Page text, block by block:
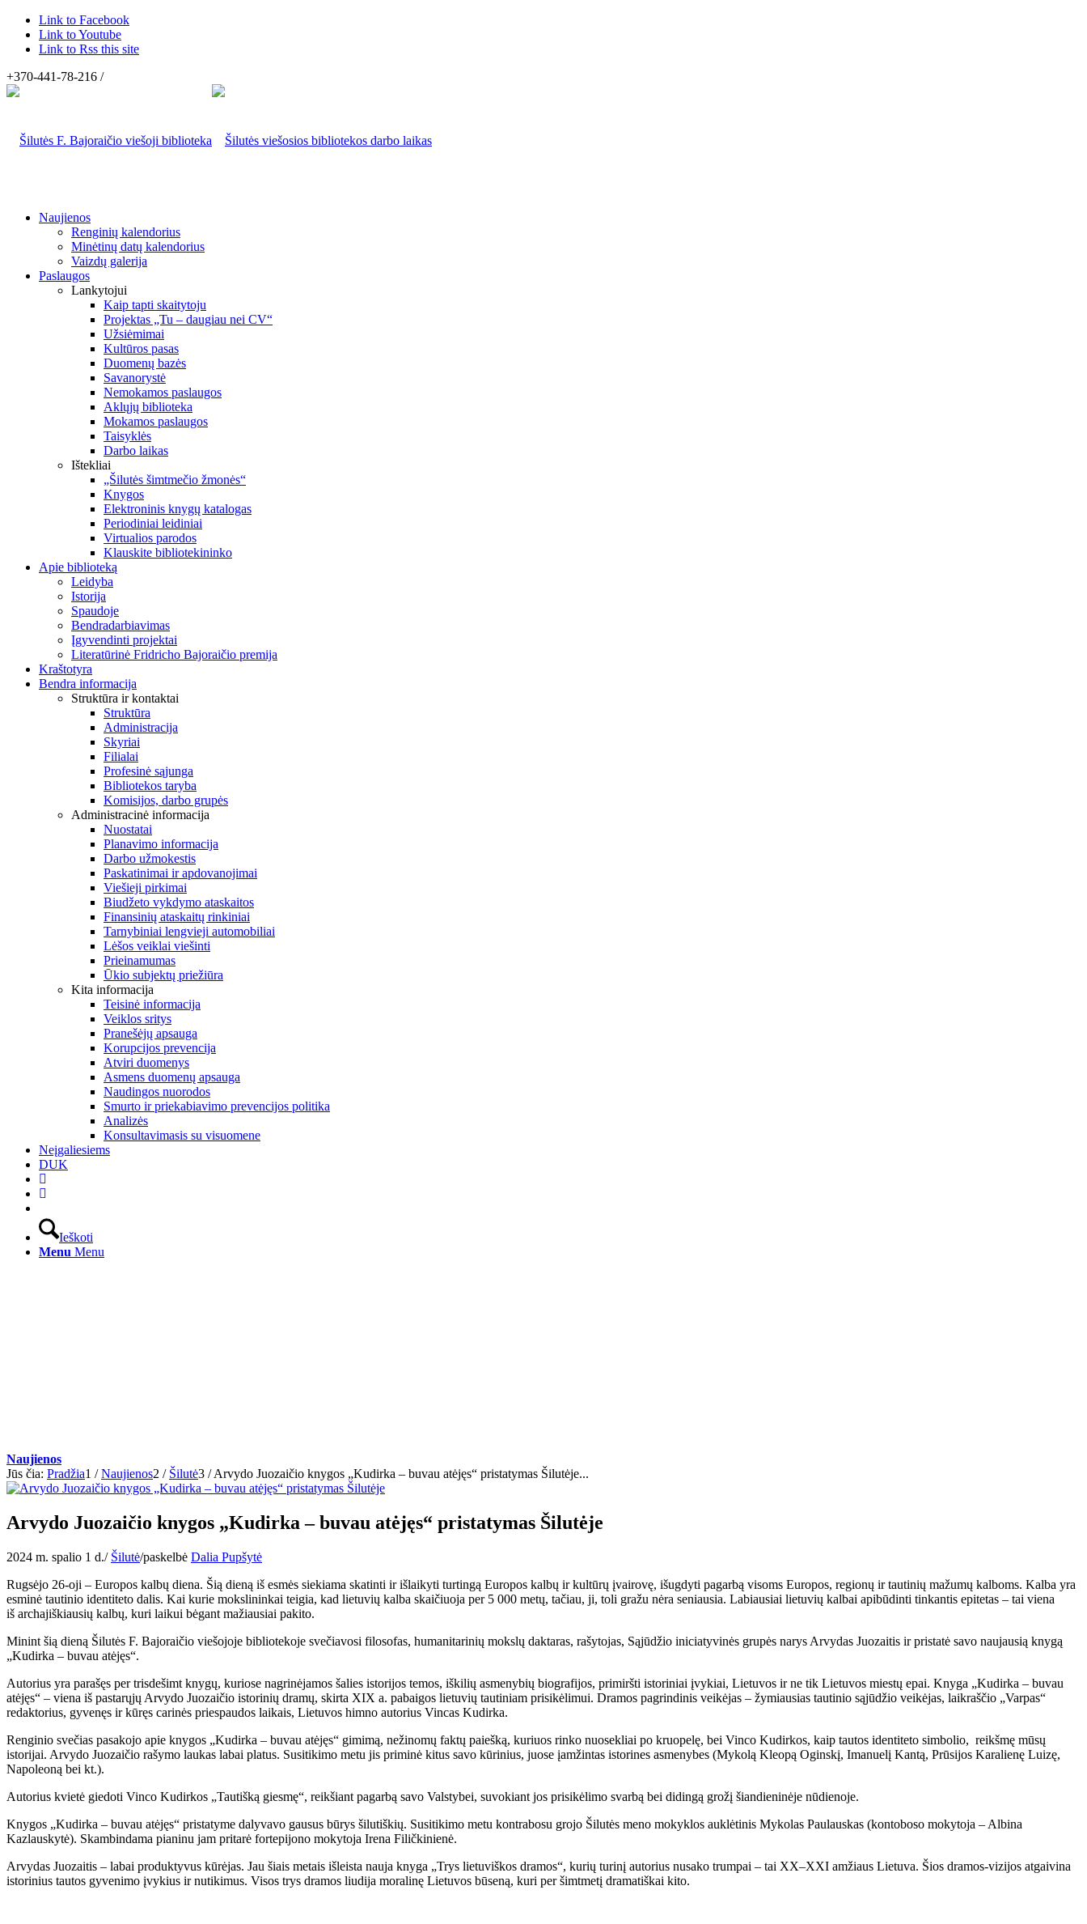
Link to Facebook
Link to Youtube
Link to Rss this site
+370-441-78-216 /
Naujienos
Renginių kalendorius
Minėtinų datų kalendorius
Vaizdų galerija
Paslaugos
Lankytojui
Kaip tapti skaitytoju
Projektas „Tu – daugiau nei CV“
Užsiėmimai
Kultūros pasas
Duomenų bazės
Savanorystė
Nemokamos paslaugos
Aklųjų biblioteka
Mokamos paslaugos
Taisyklės
Darbo laikas
Ištekliai
„Šilutės šimtmečio žmonės“
Knygos
Elektroninis knygų katalogas
Periodiniai leidiniai
Virtualios parodos
Klauskite bibliotekininko
Apie biblioteką
Leidyba
Istorija
Spaudoje
Bendradarbiavimas
Įgyvendinti projektai
Literatūrinė Fridricho Bajoraičio premija
Kraštotyra
Bendra informacija
Struktūra ir kontaktai
Struktūra
Administracija
Skyriai
Filialai
Profesinė sąjunga
Bibliotekos taryba
Komisijos, darbo grupės
Administracinė informacija
Nuostatai
Planavimo informacija
Darbo užmokestis
Paskatinimai ir apdovanojimai
Viešieji pirkimai
Biudžeto vykdymo ataskaitos
Finansinių ataskaitų rinkiniai
Tarnybiniai lengvieji automobiliai
Lėšos veiklai viešinti
Prieinamumas
Ūkio subjektų priežiūra
Kita informacija
Teisinė informacija
Veiklos sritys
Pranešėjų apsauga
Korupcijos prevencija
Atviri duomenys
Asmens duomenų apsauga
Naudingos nuorodos
Smurto ir priekabiavimo prevencijos politika
Analizės
Konsultavimasis su visuomene
Neįgaliesiems
DUK
Ieškoti
Menu Menu
Naujienos
Jūs čia: Pradžia1 / Naujienos2 / Šilutė3 / Arvydo Juozaičio knygos „Kudirka – buvau atėjęs“ pristatymas Šilutėje...
Arvydo Juozaičio knygos „Kudirka – buvau atėjęs“ pristatymas Šilutėje
2024 m. spalio 1 d./ Šilutė/paskelbė Dalia Pupšytė
Rugsėjo 26-oji – Europos kalbų diena. Šią dieną iš esmės siekiama skatinti ir išlaikyti turtingą Europos kalbų ir kultūrų įvairovę, išugdyti pagarbą visoms Europos, regionų ir tautinių mažumų kalboms. Kalba yra
esminė tautinio identiteto dalis. Kai kurie mokslininkai teigia, kad lietuvių kalba skaičiuoja per 5 000 metų, tačiau, ji, toli gražu nėra seniausia. Labiausiai lietuvių kalbai apibūdinti tinkantis epitetas – tai viena
iš archajiškiausių kalbų, kuri laikui bėgant mažiausiai pakito.
Minint šią dieną Šilutės F. Bajoraičio viešojoje bibliotekoje svečiavosi filosofas, humanitarinių mokslų daktaras, rašytojas, Sąjūdžio iniciatyvinės grupės narys Arvydas Juozaitis ir pristatė savo naujausią knygą
„Kudirka – buvau atėjęs“.
Autorius yra parašęs per trisdešimt knygų, kuriose nagrinėjamos šalies istorijos temos, iškilių asmenybių biografijos, primiršti istoriniai įvykiai, Lietuvos ir ne tik Lietuvos miestų epai. Knyga „Kudirka – buvau
atėjęs“ – viena iš pastarųjų Arvydo Juozaičio istorinių dramų, skirta XIX a. pabaigos lietuvių tautiniam prisikėlimui. Dramos pagrindinis veikėjas – žymiausias tautinio sąjūdžio veikėjas, laikraščio „Varpas“
redaktorius, gyvenęs ir kūręs carinės priespaudos laikais, Lietuvos himno autorius Vincas Kudirka.
Renginio svečias pasakojo apie knygos „Kudirka – buvau atėjęs“ gimimą, nežinomų faktų paiešką, kuriuos rinko nuosekliai po kruopelę, bei Vinco Kudirkos, kaip tautos identiteto simbolio, reikšmę mūsų
istorijai. Arvydo Juozaičio rašymo laukas labai platus. Susitikimo metu jis priminė kitus savo kūrinius, juose įamžintas istorines asmenybes (Mykolą Kleopą Oginskį, Imanuelį Kantą, Prūsijos Karalienę Luizę,
Napoleoną bei kt.).
Autorius kvietė giedoti Vinco Kudirkos „Tautišką giesmę“, reikšiant pagarbą savo Valstybei, suvokiant jos prisikėlimo svarbą bei didingą grožį šiandieninėje nūdienoje.
Knygos „Kudirka – buvau atėjęs“ pristatyme dalyvavo gausus būrys šilutiškių. Susitikimo metu kontrabosu grojo Šilutės meno mokyklos auklėtinis Mykolas Paulauskas (kontoboso mokytoja – Albina
Kazlauskytė). Skambindama pianinu jam pritarė fortepijono mokytoja Irena Filičkinienė.
Arvydas Juozaitis – labai produktyvus kūrėjas. Jau šiais metais išleista nauja knyga „Trys lietuviškos dramos“, kurių turinį autorius nusako trumpai – tai XX–XXI amžiaus Lietuva. Šios dramos-vizijos atgaivina
istorinius tautos gyvenimo įvykius ir nutikimus. Visos trys dramos liudija moralinę Lietuvos būseną, kuri per šimtmetį dramatiškai kito.